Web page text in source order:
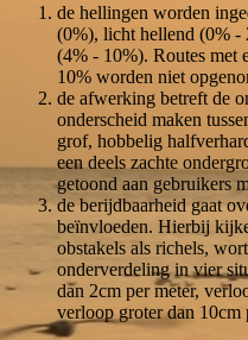
de hellingen worden
(0%), licht hellend (0% -
(4% - 10%). Routes met
10% worden niet
de afwerking betreft de
onderscheid maken
grof, hobbelig
een deels zachte
getoond aan gebruikers
de berijdbaarheid gaat
beïnvloeden. Hierbij
obstakels als richels,
onderverdeling in vier
dan 2cm per meter,
verloop groter dan 10cm